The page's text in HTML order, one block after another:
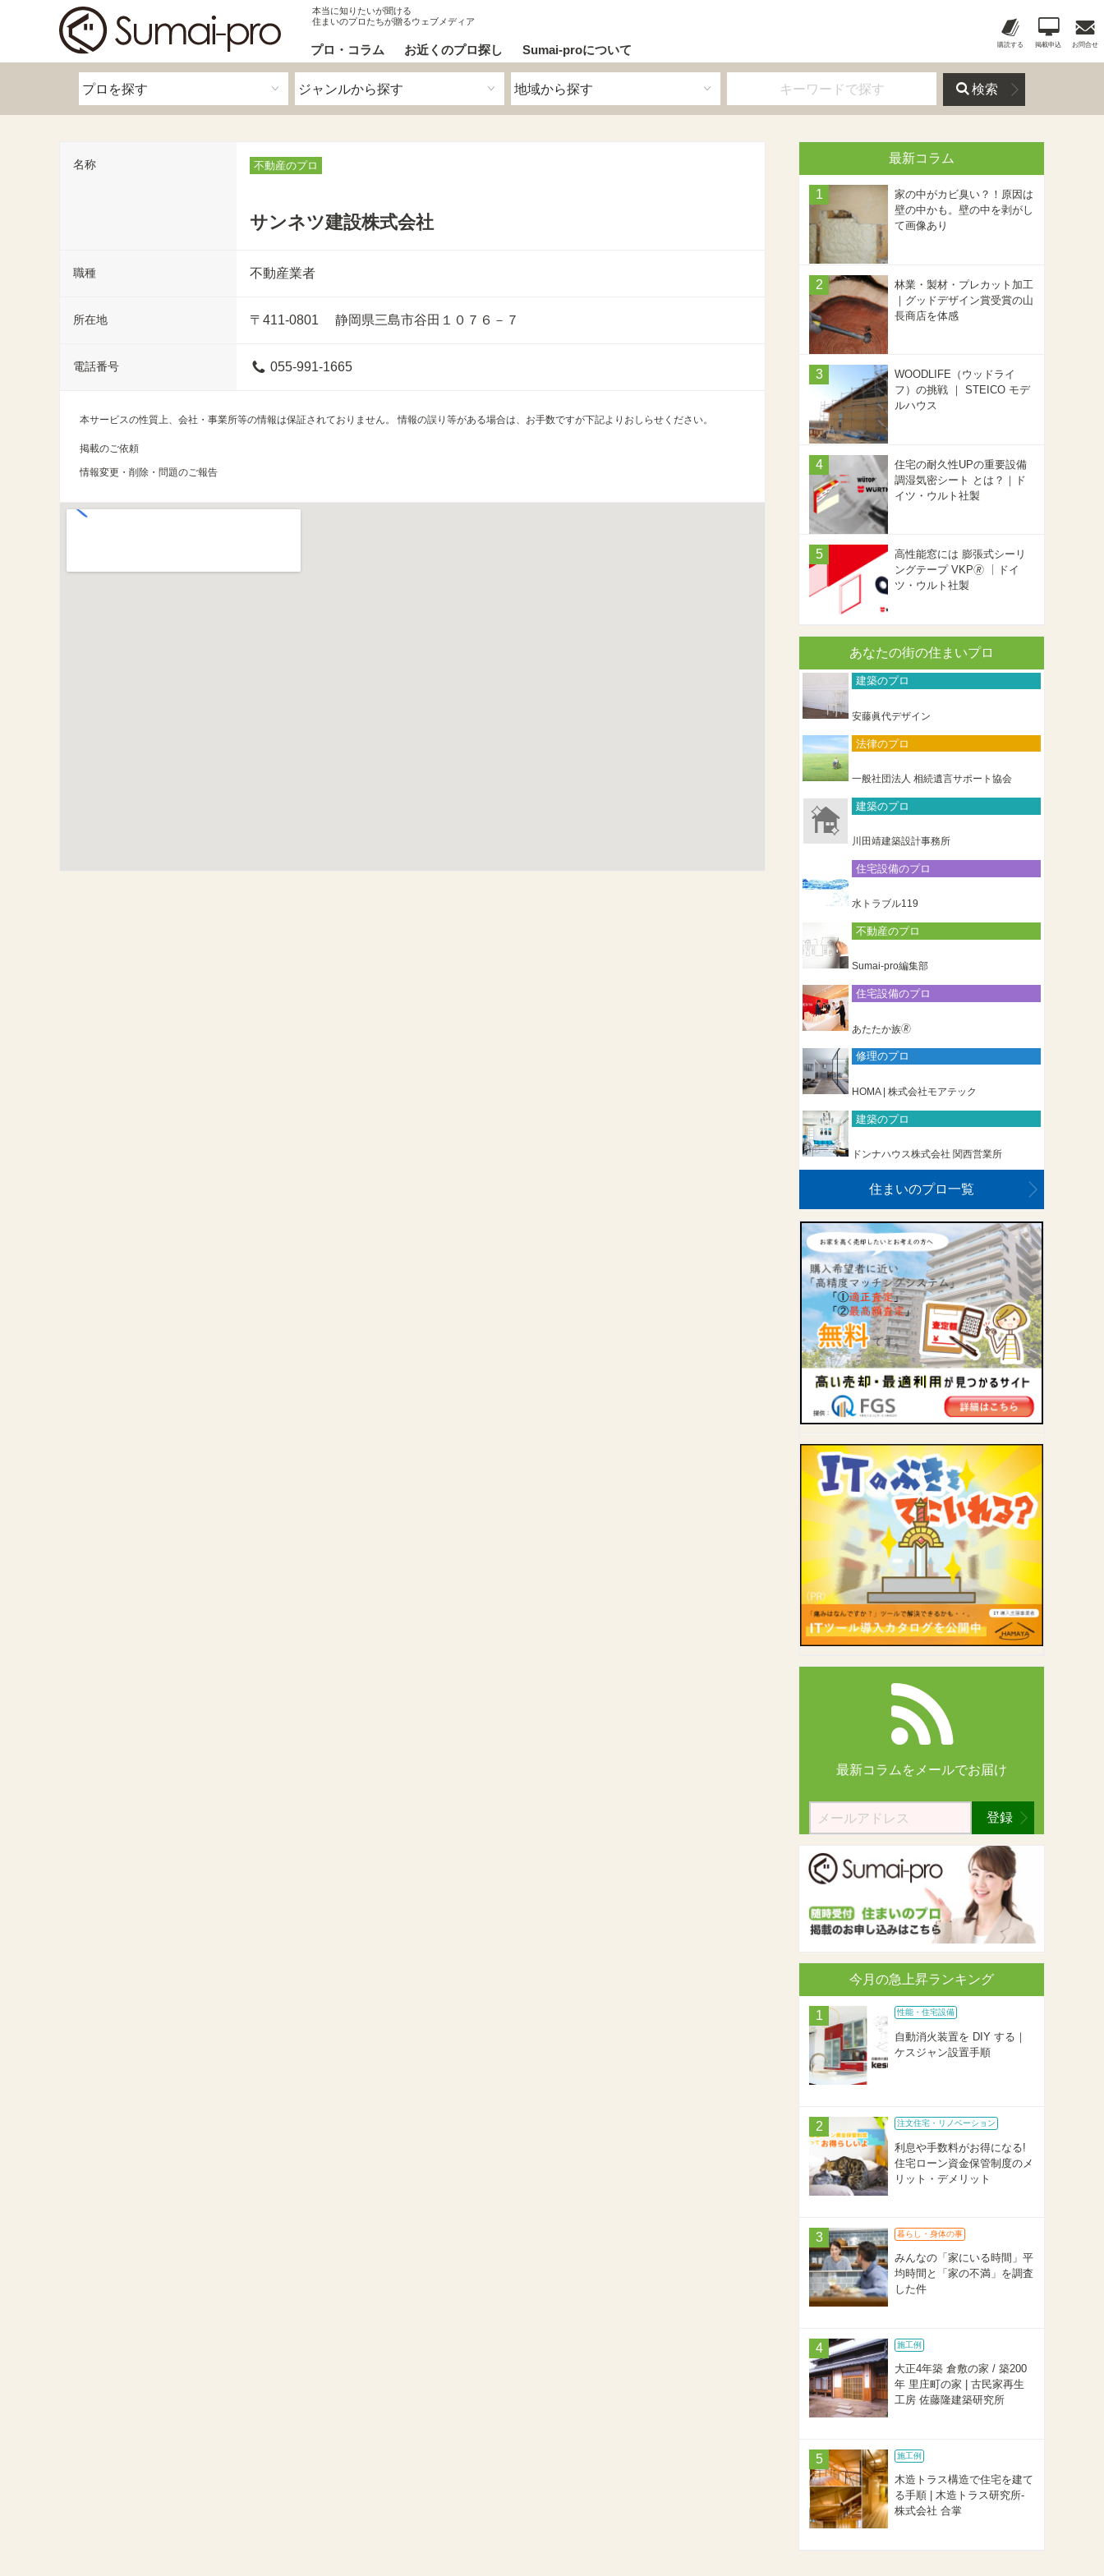
本当に知りたいが聞ける
住まいのプロたちが贈るウェブメディア
プロ・コラム お近くのプロ探し Sumai-proについて 購読する 掲載申込 お問合せ
検索
名称 不動産のプロ
サンネツ建設株式会社
職種 不動産業者
所在地 〒411-0801 静岡県三島市谷田１０７６－７
電話番号 055-991-1665
本サービスの性質上、会社・事業所等の情報は保証されておりません。 情報の誤り等がある場合は、お手数ですが下記よりおしらせください。
掲載のご依頼
情報変更・削除・問題のご報告
最新コラム
家の中がカビ臭い？！原因は
壁の中かも。壁の中を剥がし
て画像あり
林業・製材・プレカット加工
｜グッドデザイン賞受賞の山
長商店を体感
WOODLIFE（ウッドライ
フ）の挑戦 ｜ STEICO モデ
ルハウス
住宅の耐久性UPの重要設備
調湿気密シート とは？｜ド
イツ・ウルト社製
高性能窓には 膨張式シーリ
ングテープ VKP🄬 ｜ドイ
ツ・ウルト社製
あなたの街の住まいプロ
建築のプロ
安藤眞代デザイン
法律のプロ
一般社団法人 相続遺言サポート協会
建築のプロ
川田靖建築設計事務所
住宅設備のプロ
水トラブル119
不動産のプロ
Sumai-pro編集部
住宅設備のプロ
あたたか族🄬
修理のプロ
HOMA | 株式会社モアテック
建築のプロ
ドンナハウス株式会社 関西営業所
住まいのプロ一覧
最新コラムを メールでお届け
登録
今月の急上昇ランキング
性能・住宅設備
自動消火装置を DIY する｜
ケスジャン設置手順
注文住宅・リノベーション
利息や手数料がお得になる!
住宅ローン資金保管制度のメ
リット・デメリット
暮らし・身体の事
みんなの「家にいる時間」平
均時間と「家の不満」を調査
した件
施工例
大正4年築 倉敷の家 / 築200
年 里庄町の家 | 古民家再生
工房 佐藤隆建築研究所
施工例
木造トラス構造で住宅を建て
る手順 | 木造トラス研究所-
株式会社 合掌